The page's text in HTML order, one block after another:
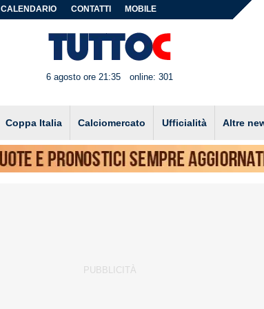
CALENDARIO CONTATTI MOBILE
6 agosto ore 21:35 online: 301
Coppa Italia Calciomercato Ufficialità Altre